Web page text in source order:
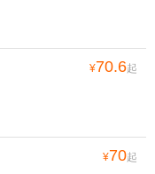
¥70.6起
¥70起